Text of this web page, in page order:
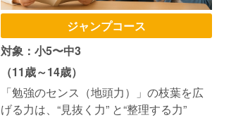
ジャンプコース
対象：小5〜中3
（11歳～14歳）
「勉強のセンス（地頭力）」の枝葉を広
げる力は、“見抜く力” と“整理する力”